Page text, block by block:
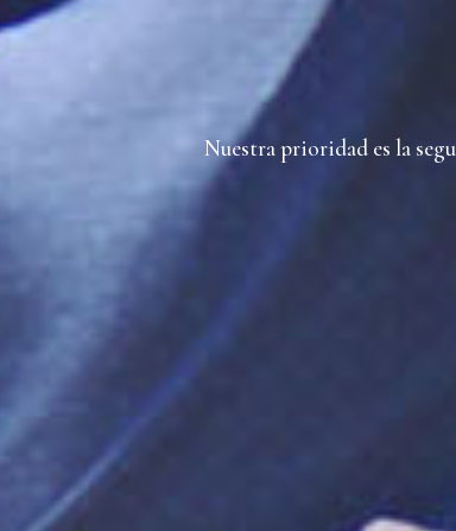
Nuestra prioridad es la